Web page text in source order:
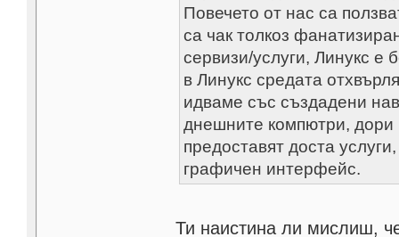
Повечето от нас са
са чак толкоз
сервизи/услуги, Линукс е
в Линукс средата
идваме със създадени
днешните компютри, дори
предоставят доста
графичен интерфейс.
Ти наистина ли мислиш,